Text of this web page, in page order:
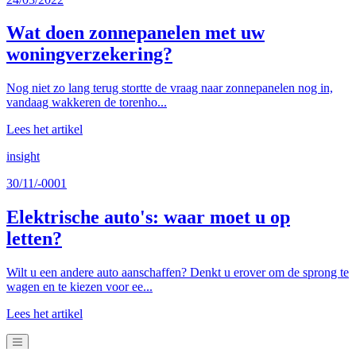
Wat doen zonnepanelen met uw
woningverzekering?
Nog niet zo lang terug stortte de vraag naar zonnepanelen nog in,
vandaag wakkeren de torenho...
Lees het artikel
insight
30/11/-0001
Elektrische auto's: waar moet u op
letten?
Wilt u een andere auto aanschaffen? Denkt u erover om de sprong te
wagen en te kiezen voor ee...
Lees het artikel